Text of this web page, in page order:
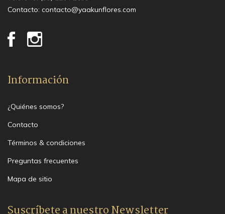
Contacto: contacto@yaakunflores.com
Información
¿Quiénes somos?
Contacto
Términos & condiciones
Preguntas frecuentes
Mapa de sitio
Suscríbete a nuestro Newsletter